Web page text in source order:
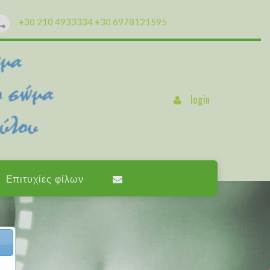
+30 210 4933334 +30 6978121595
login
Επιτυχίες φίλων